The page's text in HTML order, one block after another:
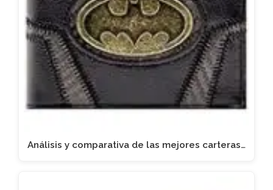
Análisis y comparativa de las mejores carteras…